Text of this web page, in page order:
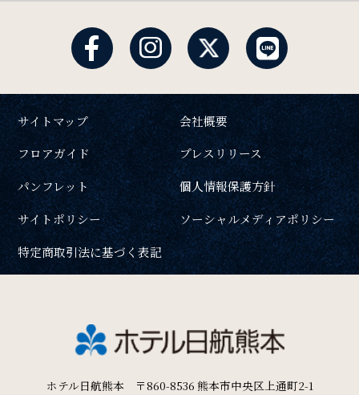
Access
アクセス
Sightseeing
周辺観光
Gallery
フォトギャラリー
One Harmony
宿泊予約 航空券付き
チェックイン日 - チェックアウト日
一部屋あたりのご利用人数
サイトマップ
会社概要
フロアガイド
プレスリリース
パンフレット
個人情報保護方針
サイトポリシー
ソーシャルメディアポリシー
特定商取引法に基づく表記
ホテル日航熊本 〒860-8536 熊本市中央区上通町2-1